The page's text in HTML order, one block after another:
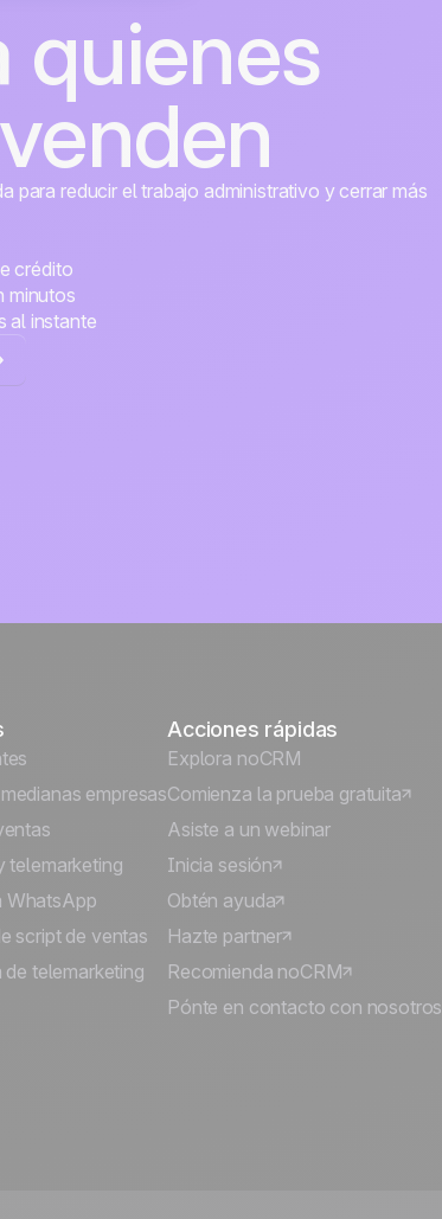
quienes
para reducir el trabajo administrativo y cerrar más
crédito
minutos
al instante
empresas
telemarketing
WhatsApp
script de ventas
de telemarketing
Acciones rápidas
Explora noCRM
Comienza la prueba gratuita
Asiste a un webinar
Inicia sesión
Obtén ayuda
Hazte partner
Recomienda noCRM
Pónte en contacto con nosotros